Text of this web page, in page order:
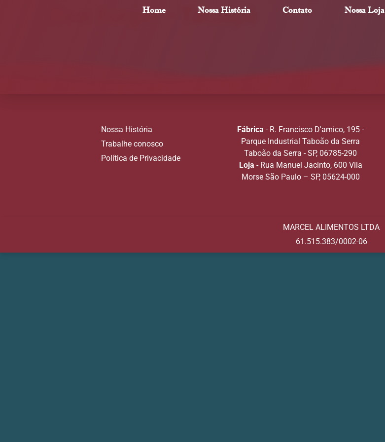
Home Nossa História Contato Nossa Loja
Real Burger – Tatuapé
Nossa História
Trabalhe conosco
Política de Privacidade
Fábrica - R. Francisco D'amico, 195 -
Parque Industrial Taboão da Serra
Taboão da Serra - SP, 06785-290
Loja - Rua Manuel Jacinto, 600 Vila
Morse São Paulo – SP, 05624-000
MARCEL ALIMENTOS LTDA
61.515.383/0002-06